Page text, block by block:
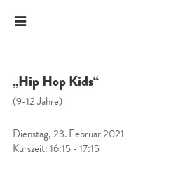
„Hip Hop Kids“
(9-12 Jahre)
Dienstag, 23. Februar 2021
Kurszeit: 16:15 - 17:15